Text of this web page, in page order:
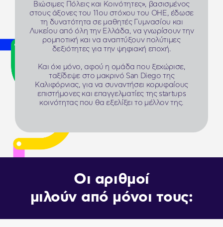
Βιώσιμες Πόλεις και Κοινότητες», βασισμένος
στους άξονες του 11ου στόχου του ΟΗΕ, έδωσε
τη δυνατότητα σε μαθητές Γυμνασίου και
Λυκείου από όλη την Ελλάδα, να γνωρίσουν την
ρομποτική και να αναπτύξουν πολύτιμες
δεξιότητες για την ψηφιακή εποχή.
Και όχι μόνο, αφού η ομάδα που ξεχώρισε,
ταξίδεψε στο μακρινό San Diego της
Καλιφόρνιας, για να συναντήσει κορυφαίους
επιστήμονες και επαγγελματίες της startups
κοινότητας που θα εξελίξει το μέλλον της.
Οι αριθμοί
μιλούν από μόνοι τους:
2
5 1
2
0
1
3
4